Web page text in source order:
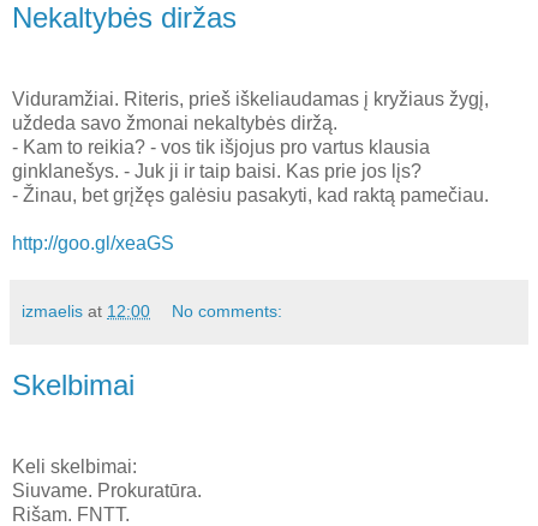
Nekaltybės diržas
Viduramžiai. Riteris, prieš iškeliaudamas į kryžiaus žygį,
uždeda savo žmonai nekaltybės diržą.
- Kam to reikia? - vos tik išjojus pro vartus klausia
ginklanešys. - Juk ji ir taip baisi. Kas prie jos lįs?
- Žinau, bet grįžęs galėsiu pasakyti, kad raktą pamečiau.
http://goo.gl/xeaGS
izmaelis at 12:00 No comments:
Skelbimai
Keli skelbimai:
Siuvame. Prokuratūra.
Rišam. FNTT.